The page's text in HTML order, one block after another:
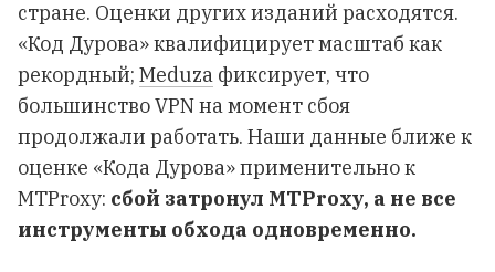
стране. Оценки других изданий расходятся.
«Код Дурова» квалифицирует масштаб как
рекордный; Meduza фиксирует, что
большинство VPN на момент сбоя
продолжали работать. Наши данные ближе к
оценке «Кода Дурова» применительно к
MTProxy: сбой затронул MTProxy, а не все
инструменты обхода одновременно.